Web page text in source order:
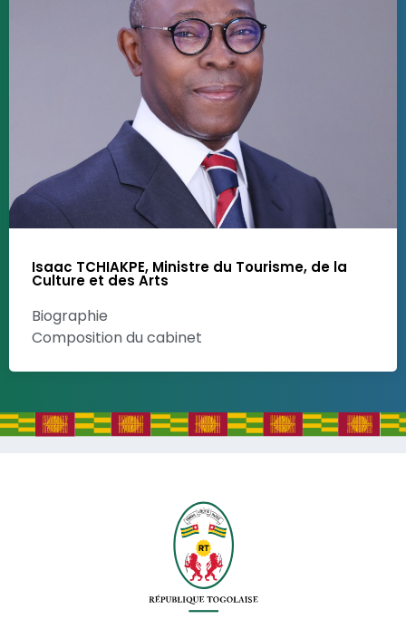
Isaac TCHIAKPE, Ministre du Tourisme, de la
Culture et des Arts
Biographie
Composition du cabinet